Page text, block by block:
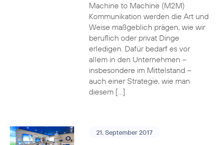
Machine to Machine (M2M)
Kommunikation werden die Art und
Weise maßgeblich prägen, wie wir
beruflich oder privat Dinge
erledigen. Dafür bedarf es vor
allem in den Unternehmen –
insbesondere im Mittelstand –
auch einer Strategie, wie man
diesem […]
21. September 2017